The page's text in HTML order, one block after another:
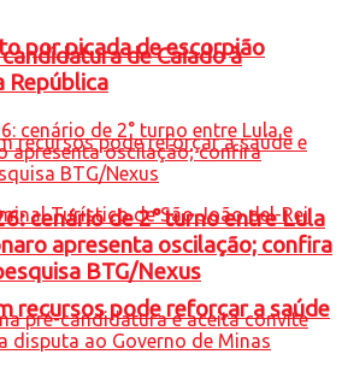
por picada de escorpião
recursos pode reforçar a saúde
de Caiado à
República
cenário de 2° turno entre Lula
apresenta oscilação; confira
BTG/Nexus